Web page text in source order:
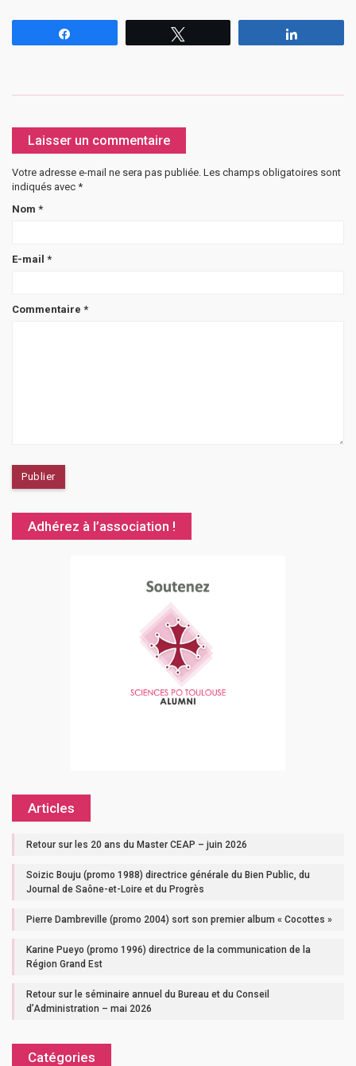
Laisser un commentaire
Votre adresse e-mail ne sera pas publiée. Les champs obligatoires sont
indiqués avec *
Nom *
E-mail *
Commentaire *
Adhérez à l’association !
Articles
Retour sur les 20 ans du Master CEAP – juin 2026
Soizic Bouju (promo 1988) directrice générale du Bien Public, du
Journal de Saône-et-Loire et du Progrès
Pierre Dambreville (promo 2004) sort son premier album « Cocottes »
Karine Pueyo (promo 1996) directrice de la communication de la
Région Grand Est
Retour sur le séminaire annuel du Bureau et du Conseil
d’Administration – mai 2026
Catégories